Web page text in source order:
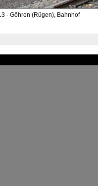
- Göhren (Rügen), Bahnhof